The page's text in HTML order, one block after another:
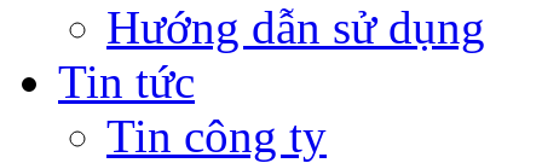
Hướng dẫn sử dụng
Tin tức
Tin công ty